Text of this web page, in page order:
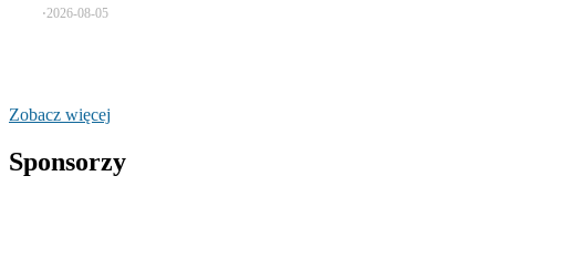
⋅2026-08-05
Zobacz więcej
Sponsorzy